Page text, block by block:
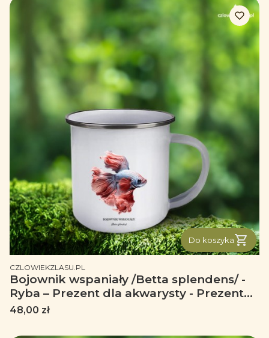
Do koszyka
PRODUCENT
CZLOWIEKZLASU.PL
Bojownik wspaniały /Betta splendens/ -
Ryba – Prezent dla akwarysty - Prezent
dla akwarystki - Akwarystyka - Kubek
Cena
48,00 zł